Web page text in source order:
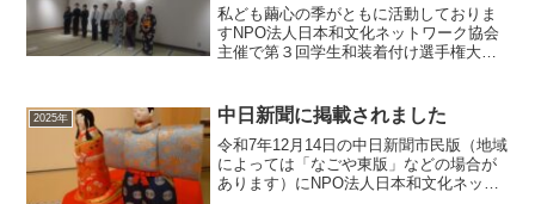
私ども繭心の季がともに活動しておりま
すNPO法人日本和文化ネットワーク協会
主催で第３回学生和装着付け選手権大会
披露する場を設けたい、もっと多くの学
生の皆様に着物、着物の...
2025年 中日新聞に掲載されました
令和7年12月14日の中日新聞市民版（地域
によっては「なごや東版」などの場合が
あります）にNPO法人日本和文化ネット